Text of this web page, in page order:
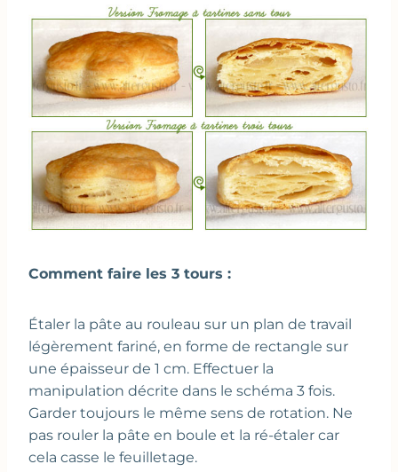
Comment faire les 3 tours :
Étaler la pâte au rouleau sur un plan de travail
légèrement fariné, en forme de rectangle sur
une épaisseur de 1 cm. Effectuer la
manipulation décrite dans le schéma 3 fois.
Garder toujours le même sens de rotation. Ne
pas rouler la pâte en boule et la ré-étaler car
cela casse le feuilletage.